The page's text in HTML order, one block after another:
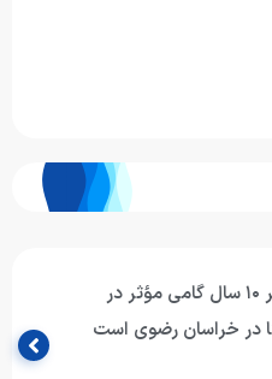
حسین گرایلی: جشنواره شنای زیر ۱۰ سال گامی مؤثر در
در خراسان رضوی است